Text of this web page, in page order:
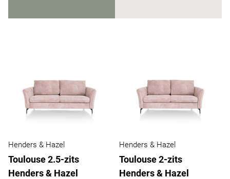
Henders & Hazel
Toulouse 2.5-zits
Henders & Hazel
Henders & Hazel
Toulouse 2-zits
Henders & Hazel